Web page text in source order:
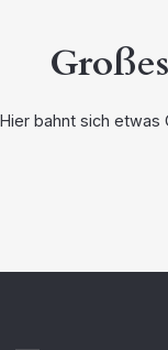
Hier bahnt sich etwas